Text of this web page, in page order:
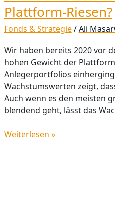
Plattform-Riesen?
Fonds & Strategie/Ali
Wir haben bereits 2020 vor
hohen Gewicht der
Anlegerportfolios
Wachstumswerten zeigt,
Auch wenn es den meisten
blendend geht, lässt das
Weiterlesen »